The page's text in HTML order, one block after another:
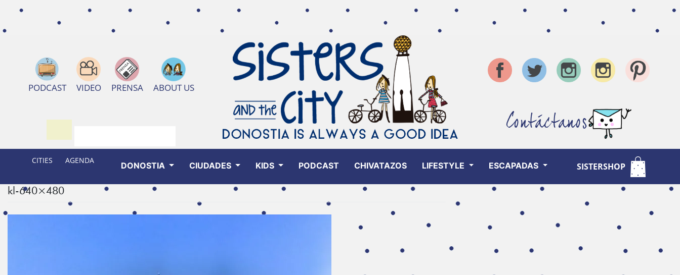
PODCAST VIDEO PRENSA ABOUT US
Contáctanos
CITIES AGENDA
DONOSTIA CIUDADES KIDS PODCAST CHIVATAZOS LIFESTYLE ESCAPADAS SISTERSHOP
kl-640×480